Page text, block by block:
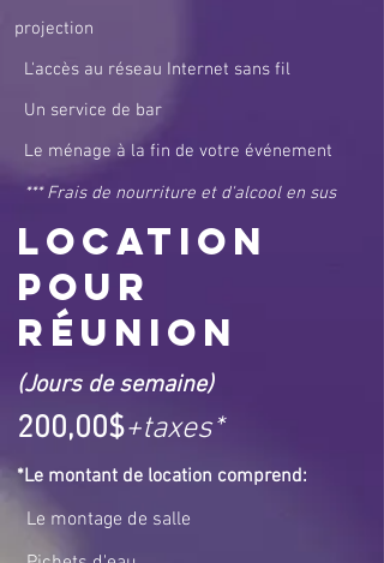
projection
L'accès au réseau Internet sans fil
Un service de bar
Le ménage à la fin de votre événement
*** Frais de nourriture et d'alcool en sus
Location
pour
RÉUNION
(Jours de semaine)
200,00$+taxes*
*Le montant de location comprend:
Le montage de salle